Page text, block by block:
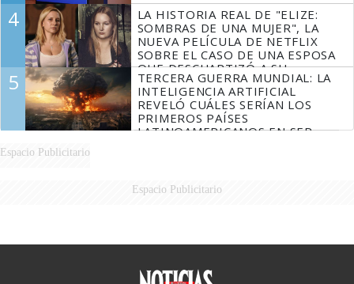
4
LA HISTORIA REAL DE "ELIZE:
SOMBRAS DE UNA MUJER", LA
NUEVA PELÍCULA DE NETFLIX
SOBRE EL CASO DE UNA ESPOSA
QUE DESCUARTIZÓ A SU
MARIDO
5
TERCERA GUERRA MUNDIAL: LA
INTELIGENCIA ARTIFICIAL
REVELÓ CUÁLES SERÍAN LOS
PRIMEROS PAÍSES
LATINOAMERICANOS EN SER
Espacio Publicitario
Espacio Publicitario